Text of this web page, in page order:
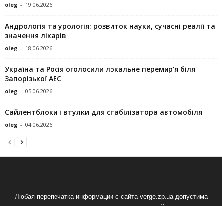
oleg - 19.06.2026
Андрологія та урологія: розвиток науки, сучасні реалії та
значення лікарів
oleg - 18.06.2026
Україна та Росія оголосили локальне перемир’я біля
Запорізької АЕС
oleg - 05.06.2026
Сайлентблоки і втулки для стабілізатора автомобіля
oleg - 04.06.2026
Любая перепечатка информации с сайта verge.zp.ua допустима